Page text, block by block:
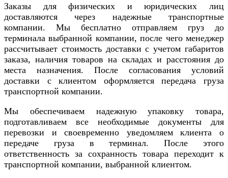
Заказы для физических и юридических лиц
доставляются через надежные транспортные
компании. Мы бесплатно отправляем груз до
терминала выбранной компании, после чего менеджер
рассчитывает стоимость доставки с учетом габаритов
заказа, наличия товаров на складах и расстояния до
места назначения. После согласования условий
доставки с клиентом оформляется передача груза
транспортной компании.
Мы обеспечиваем надежную упаковку товара,
подготавливаем все необходимые документы для
перевозки и своевременно уведомляем клиента о
передаче груза в терминал. После этого
ответственность за сохранность товара переходит к
транспортной компании, выбранной клиентом.